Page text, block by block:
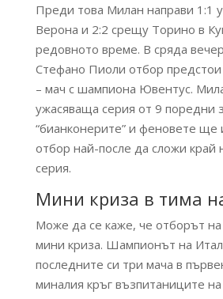
Преди това Милан направи 1:1
Верона и 2:2 срещу Торино в
редовното време. В сряда
Стефано Пиоли отбор
– мач с шампиона Ювентус.
ужасяваща серия от 9 поредни
“бианконерите” и феновете ще
отбор най-после да сложи край
серия.
Мини криза в тима
Може да се каже, че отборът
мини криза. Шампионът на
последните си три мача в
миналия кръг възпитаниците